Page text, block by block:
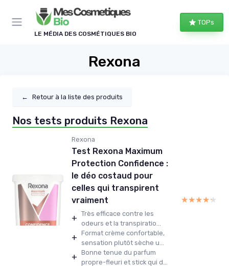
LE MÉDIA DES COSMÉTIQUES BIO
TOPs
Rexona
← Retour à la liste des produits
Nos tests produits Rexona
Rexona
Test Rexona Maximum
Protection Confidence :
le déo costaud pour
celles qui transpirent
vraiment
+ Très efficace contre les
odeurs et la transpiratio...
+ Format crème confortable,
sensation plutôt sèche u...
+ Bonne tenue du parfum
propre-fleuri et stick qui d...
★★★★★
★★★★★
Panneau de gestion des cookies